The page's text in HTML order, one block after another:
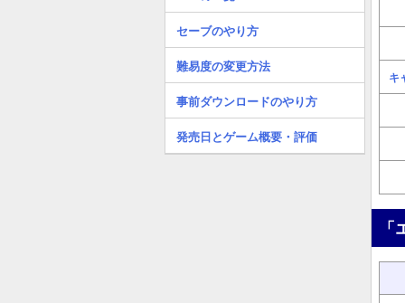
キ
セーブのやり方
難易度の変更方法
事前ダウンロードのやり方
発売日とゲーム概要・評価